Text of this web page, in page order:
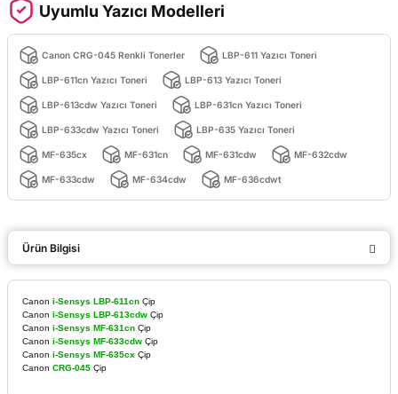
Uyumlu Yazıcı Modelleri
Canon CRG-045 Renkli Tonerler LBP-611 Yazıcı Toneri
LBP-611cn Yazıcı Toneri LBP-613 Yazıcı Toneri
LBP-613cdw Yazıcı Toneri LBP-631cn Yazıcı Toneri
LBP-633cdw Yazıcı Toneri LBP-635 Yazıcı Toneri
MF-635cx MF-631cn MF-631cdw MF-632cdw
MF-633cdw MF-634cdw MF-636cdwt
Ürün Bilgisi
Canon i-Sensys LBP-611cn Çip
Canon i-Sensys LBP-613cdw Çip
Canon i-Sensys MF-631cn Çip
Canon i-Sensys MF-633cdw Çip
Canon i-Sensys MF-635cx Çip
Canon CRG-045 Çip